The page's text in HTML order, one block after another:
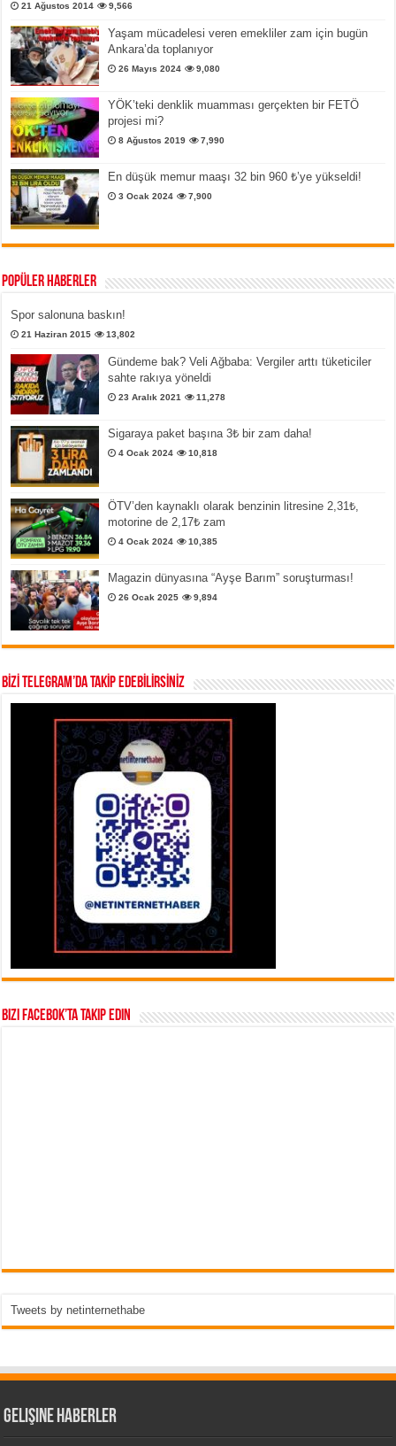
21 Ağustos 2014 9,566
Yaşam mücadelesi veren emekliler zam için bugün
Ankara’da toplanıyor
26 Mayıs 2024 9,080
YÖK’teki denklik muamması gerçekten bir FETÖ
projesi mi?
8 Ağustos 2019 7,990
En düşük memur maaşı 32 bin 960 ₺’ye yükseldi!
3 Ocak 2024 7,900
Popüler Haberler
Spor salonuna baskın!
21 Haziran 2015 13,802
Gündeme bak? Veli Ağbaba: Vergiler arttı tüketiciler
sahte rakıya yöneldi
23 Aralık 2021 11,278
Sigaraya paket başına 3₺ bir zam daha!
4 Ocak 2024 10,818
ÖTV’den kaynaklı olarak benzinin litresine 2,31₺,
motorine de 2,17₺ zam
4 Ocak 2024 10,385
Magazin dünyasına “Ayşe Barım” soruşturması!
26 Ocak 2025 9,894
BİZİ TELEGRAM’DA TAKİP EDEBİLİRSİNİZ
Bizi Facebok’ta takip edin
Tweets by netinternethabe
Gelişine Haberler